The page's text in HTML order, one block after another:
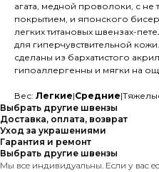
агата, медной проволоки, с
покрытием, и японского
легких титановых швензах-
для гиперчувствительной
сделаны из бархатистого
гипоаллергенны и мягки на
Вес: Легкие|Средние
Выбрать другие швензы
Доставка, оплата, возврат
Уход за украшениями
Гарантия и ремонт
Выбрать другие швензы
Мы все индивидуальны. Если у вас